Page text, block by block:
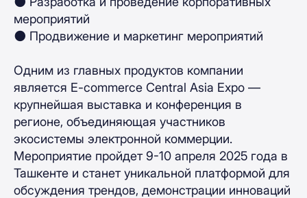
мероприятий
⚫️ Продвижение и маркетинг мероприятий
Одним из главных продуктов компании
является E-commerce Central Asia Expo —
крупнейшая выставка и конференция в
регионе, объединяющая участников
экосистемы электронной коммерции.
Мероприятие пройдет 9-10 апреля 2025 года в
Ташкенте и станет уникальной платформой для
обсуждения трендов, демонстрации инноваций